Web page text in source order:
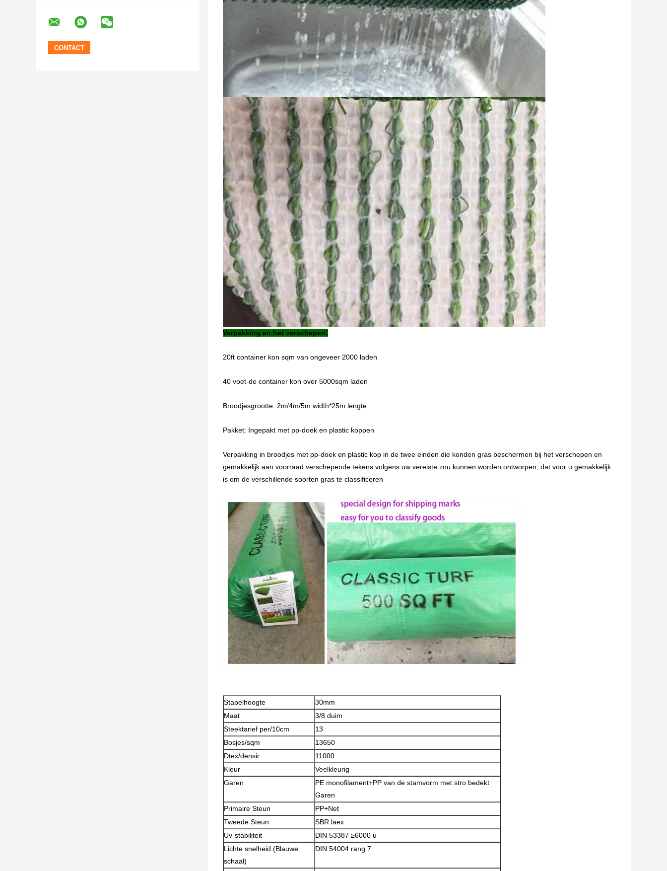
Verpakking en het verschepen:
20ft container kon sqm van ongeveer 2000 laden
40 voet-de container kon over 5000sqm laden
Broodjesgrootte: 2m/4m/5m width*25m lengte
Pakket: Ingepakt met pp-doek en plastic koppen
Verpakking in broodjes met pp-doek en plastic kop in de twee einden die konden gras beschermen bij het verschepen en
gemakkelijk aan voorraad verschepende tekens volgens uw vereiste zou kunnen worden ontworpen, dat voor u gemakkelijk
is om de verschillende soorten gras te classificeren
Stapelhoogte
30mm
Maat
3/8 duim
Steektarief per/10cm
13
Bosjes/sqm
13650
Dtex/densir
11000
Kleur
Veelkleurig
Garen
PE monofilament+PP van de stamvorm met stro bedekt
Garen
Primaire Steun
PP+Net
Tweede Steun
SBR laex
Uv-stabiliteit
DIN 53387 ≥6000 u
Lichte snelheid (Blauwe
schaal)
DIN 54004 rang 7